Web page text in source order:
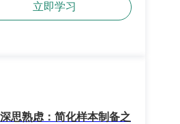
立即学习
思熟虑：简化样本制备之